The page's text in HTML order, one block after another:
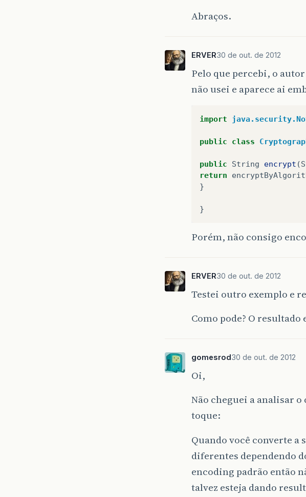
Abraços.
ERVER30 de out. de 2012
Pelo que percebi, o
não usei e aparece ai
import
public class
public String encrypt (
return
}
}
Porém, não consigo
ERVER30 de out. de 2012
Testei outro exemplo e
Como pode? O
gomesrod30 de out. de 2012
Oi,
Não cheguei a analisar
toque:
Quando você converte
diferentes dependendo
encoding padrão então
talvez esteja dando